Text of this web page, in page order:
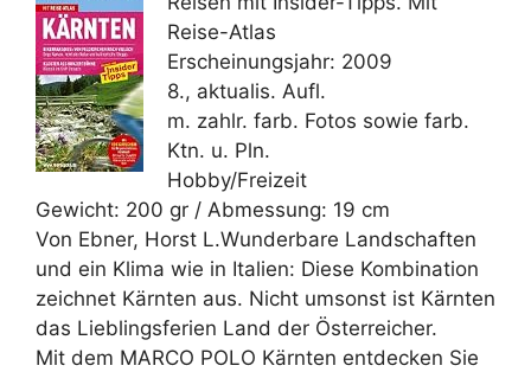
Reise-Atlas
Erscheinungsjahr: 2009
8., aktualis. Aufl.
m. zahlr. farb. Fotos sowie farb.
Ktn. u. Pln.
Hobby/Freizeit
Gewicht: 200 gr / Abmessung: 19 cm
Von Ebner, Horst L.Wunderbare Landschaften
und ein Klima wie in Italien: Diese Kombination
zeichnet Kärnten aus. Nicht umsonst ist Kärnten
das Lieblingsferien Land der Österreicher.
Mit dem MARCO POLO Kärnten entdecken Sie